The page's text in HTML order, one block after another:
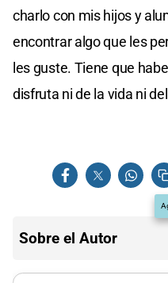
charlo con mis hijos y
encontrar algo que les
les guste. Tiene que
disfruta ni de la vida ni
Sobre el Autor